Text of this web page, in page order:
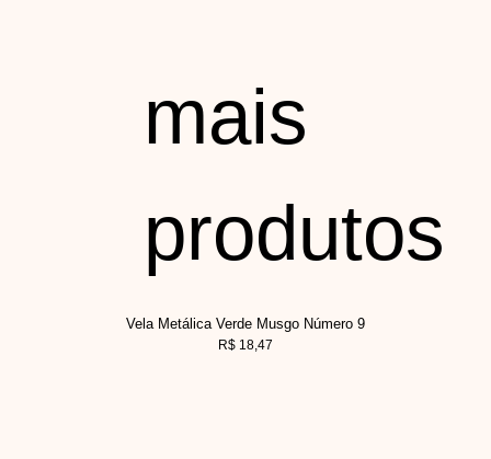
mais
produtos
Vela Metálica Verde Musgo Número 9
R$ 18,47